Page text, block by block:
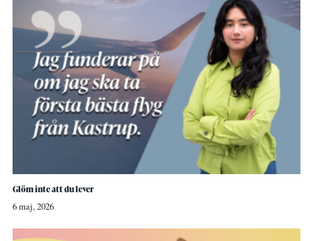
Glöm inte att du lever
6 maj, 2026